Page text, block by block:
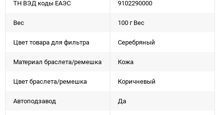
ТН ВЭД коды ЕАЭС 9102290000
Вес 100 г Вес
Цвет товара для фильтра Серебряный
Материал браслета/ремешка Кожа
Цвет браслета/ремешка Коричневый
Автоподзавод Да